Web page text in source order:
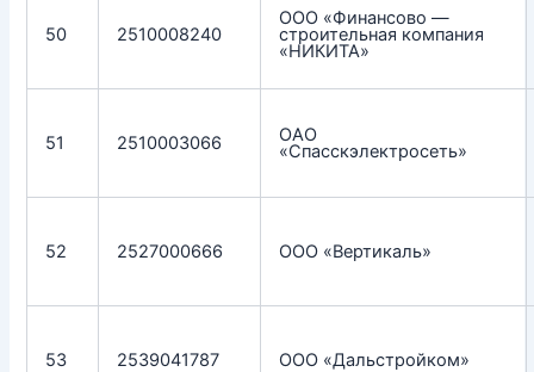
50 2510008240
ООО «Финансово —
строительная компания
«НИКИТА»
51 2510003066 ОАО
«Спасскэлектросеть»
52 2527000666 ООО «Вертикаль»
53 2539041787 ООО «Дальстройком»